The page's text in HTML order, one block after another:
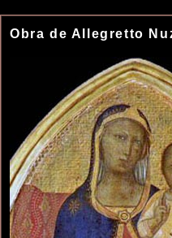
Obra de Allegretto